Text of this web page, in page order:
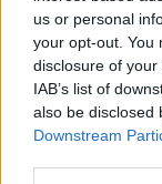
us or personal
your opt-out. You
disclosure of
IAB’s list of
also be disclosed
Downstream
​Complottismo o
​Ma, contessa, non
Scemo?
​Io non mi fiderei
Esportazioni Usa:
​I vestiti nuovi
​Pupazzi!
​Il Wild West di